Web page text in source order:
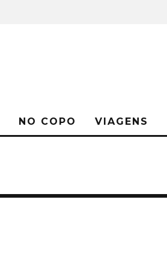
NO COPO VIAGENS